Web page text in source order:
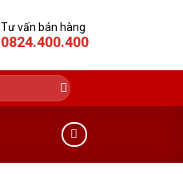
Tư vấn bán hàng
0824.400.400